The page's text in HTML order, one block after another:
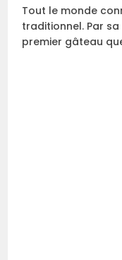
Tout le monde
traditionnel. Par
premier gâteau